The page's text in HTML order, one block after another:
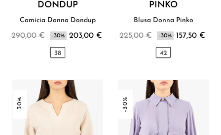
DONDUP
Camicia Donna Dondup
290,00 € -30% 203,00 €
38
PINKO
Blusa Donna Pinko
225,00 € -30% 157,50 €
42
-30% -30%